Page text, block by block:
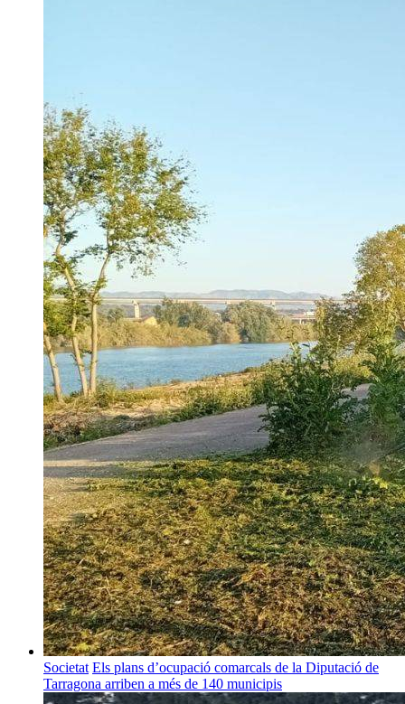
Societat Els plans d’ocupació comarcals de la Diputació de
Tarragona arriben a més de 140 municipis